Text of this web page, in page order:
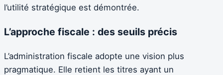
l’utilité stratégique est démontrée.
L’approche fiscale : des seuils précis
L’administration fiscale adopte une vision plus
pragmatique. Elle retient les titres ayant un